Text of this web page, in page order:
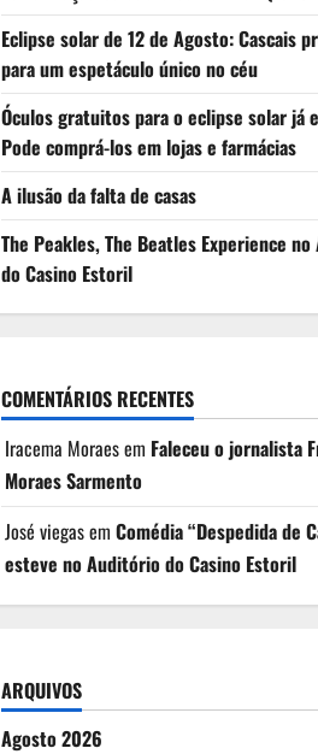
Eclipse solar de 12 de Agosto: Cascais
para um espetáculo único no céu
Óculos gratuitos para o eclipse solar já
Pode comprá-los em lojas e farmácias
A ilusão da falta de casas
The Peakles, The Beatles Experience
do Casino Estoril
COMENTÁRIOS RECENTES
Iracema Moraesem Faleceu o jornalista
Moraes Sarmento
José viegasem Comédia “Despedida de
esteve no Auditório do Casino Estoril
ARQUIVOS
Agosto 2026